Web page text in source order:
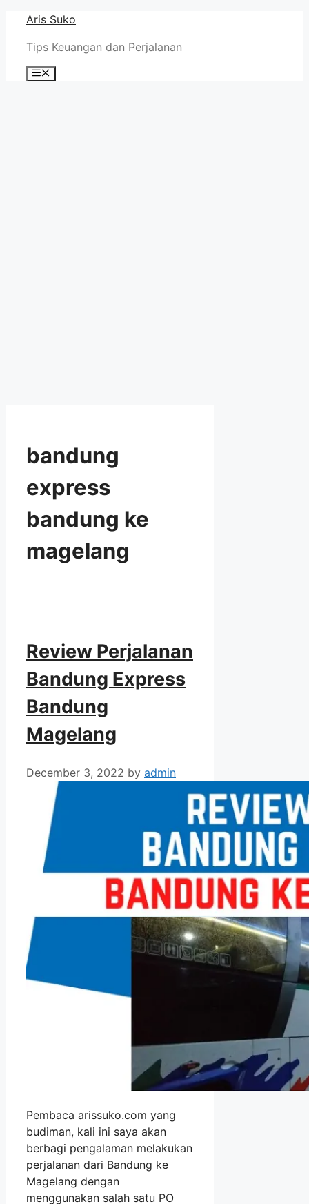
Skip
content
Aris Suko
Tips Keuangan dan Perjalanan
Menu
bandung
express
bandung ke
magelang
Review Perjalanan
Bandung Express
Bandung
Magelang
December 3, 2022 by admin
Pembaca arissuko.com yang
budiman, kali ini saya akan
berbagi pengalaman melakukan
perjalanan dari Bandung ke
Magelang dengan
menggunakan salah satu PO